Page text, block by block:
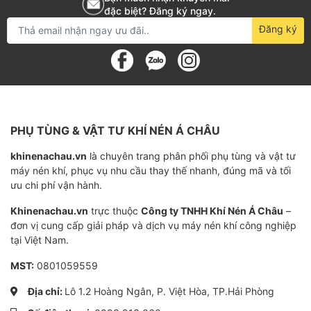
nén giúp điều chỉnh lưu lượng một cách linh hoạt
và chính xác.
Ứng dụng trong ngành khí nén:
sử dụng khí nén để vận hành thiết bị và van bi
bảo hiệu quả công việc trong ngành chế tạo và
Lợi Ích Khi Sử Dụng
Tiết kiệm thời gian và nhân công:
hóa quá trình điều khiển dòng chảy giúp giảm
thiểu sự can thiệp thủ công và tiết kiệm nhân
trình hoạt động ổn định, tránh gián đoạn do
đặc biệt? Đăng ký ngay.
Đăng ký
PHỤ TÙNG & VẬT TƯ KHÍ NÉN Á CHÂU
khinenachau.vn là chuyên trang phân phối phụ tùng và vật tư
máy nén khí, phục vụ nhu cầu thay thế nhanh, đúng mã và tối
ưu chi phí vận hành.
Khinenachau.vn trực thuộc Công ty TNHH Khí Nén Á Châu –
đơn vị cung cấp giải pháp và dịch vụ máy nén khí công nghiệp
tại Việt Nam.
MST: 0801059559
Địa chỉ: Lô 1.2 Hoàng Ngân, P. Việt Hòa, TP.Hải Phòng